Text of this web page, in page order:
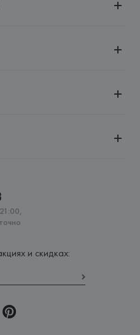
и скидках: